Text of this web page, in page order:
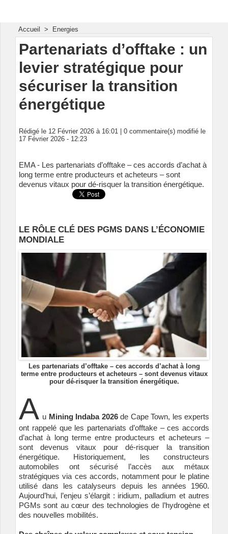
Accueil > Energies
Partenariats d’offtake : un
levier stratégique pour
sécuriser la transition
énergétique
Rédigé le 12 Février 2026 à 16:01 | 0 commentaire(s) modifié le
17 Février 2026 - 12:23
EMA - Les partenariats d’offtake – ces accords d’achat à
long terme entre producteurs et acheteurs – sont
devenus vitaux pour dé-risquer la transition énergétique.
LE RÔLE CLÉ DES PGMS DANS L’ÉCONOMIE
MONDIALE
Les partenariats d’offtake – ces accords d’achat à long
terme entre producteurs et acheteurs – sont devenus vitaux
pour dé-risquer la transition énergétique.
A u Mining Indaba 2026de Cape Town, les experts
ont rappelé que les partenariats d’offtake – ces accords
d’achat à long terme entre producteurs et acheteurs –
sont devenus vitaux pour dé-risquer la transition
énergétique. Historiquement, les constructeurs
automobiles ont sécurisé l’accès aux métaux
stratégiques via ces accords, notamment pour le platine
utilisé dans les catalyseurs depuis les années 1960.
Aujourd’hui, l’enjeu s’élargit : iridium, palladium et autres
PGMs sont au cœur des technologies de l’hydrogène et
des nouvelles mobilités.